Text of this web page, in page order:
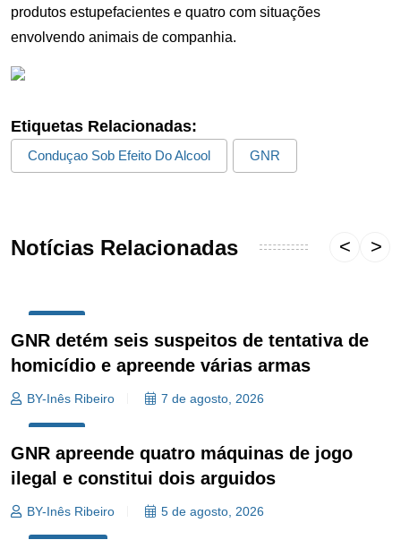
produtos estupefacientes e quatro com situações
envolvendo animais de companhia.
Etiquetas Relacionadas:
Conduçao Sob Efeito Do Alcool GNR
Notícias Relacionadas
GNR detém seis suspeitos de tentativa de
homicídio e apreende várias armas
BY-Inês Ribeiro 7 de agosto, 2026
GNR apreende quatro máquinas de jogo
ilegal e constitui dois arguidos
BY-Inês Ribeiro 5 de agosto, 2026